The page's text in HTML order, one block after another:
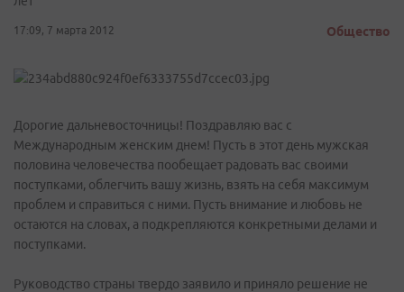
17:09, 7 марта 2012 Общество
Дорогие дальневосточницы! Поздравляю вас с
Международным женским днем! Пусть в этот день мужская
половина человечества пообещает радовать вас своими
поступками, облегчить вашу жизнь, взять на себя максимум
проблем и справиться с ними. Пусть внимание и любовь не
остаются на словах, а подкрепляются конкретными делами и
поступками.
Руководство страны твердо заявило и приняло решение не